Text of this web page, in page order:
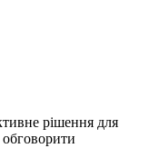
рішення для